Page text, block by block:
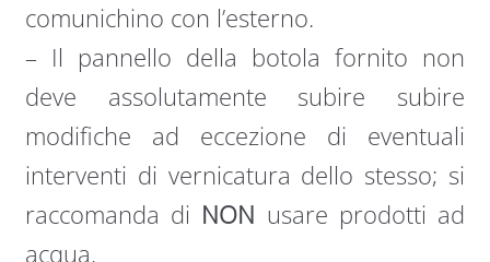
comunichino con l’esterno.
– Il pannello della botola fornito non
deve assolutamente subire subire
modifiche ad eccezione di eventuali
interventi di vernicatura dello stesso; si
raccomanda di NON usare prodotti ad
acqua.